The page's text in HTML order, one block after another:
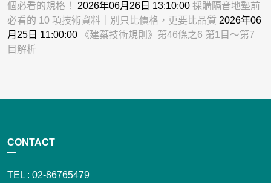
個必看的規格！ 2026年06月26日 13:10:00 採購隔音地墊前
必看的 10 項技術資料｜別只比價格，更要比品質 2026年06
月25日 11:00:00
《建築技術規則》第46條之6 第1目～第7
目解析
CONTACT
TEL : 02-86765479